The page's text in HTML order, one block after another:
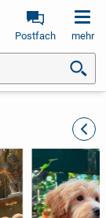
Postfach mehr